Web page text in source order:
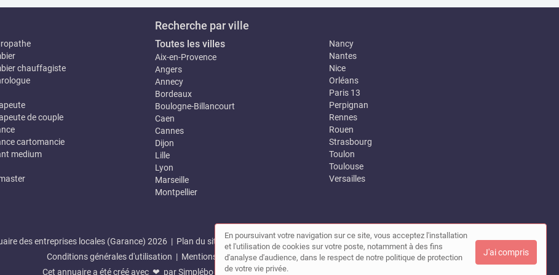
chauffagiste
de couple
cartomancie
medium
Recherche par ville
Toutes les villes
Aix-en-Provence
Angers
Annecy
Bordeaux
Boulogne-Billancourt
Caen
Cannes
Dijon
Lille
Lyon
Marseille
Montpellier
Nancy
Nantes
Nice
Orléans
Paris 13
Perpignan
Rennes
Rouen
Strasbourg
Toulon
Toulouse
Versailles
des entreprises locales (Garance) 2026 | Plan du site |Mon compte |Contact
Conditions générales d'utilisation | Mentions légales
Cet annuaire a été créé avec ❤ parSimplébo Annuaire
En poursuivant votre navigation sur ce site, vous acceptez l'installation
et l'utilisation de cookies sur votre poste, notamment à des fins
d'analyse d'audience, dans le respect de notre politique de protection
de votre vie privée.
J'ai compris